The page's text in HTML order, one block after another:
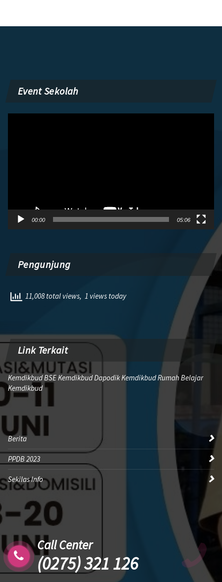
Event Sekolah
00:00 05:06
Pengunjung
11,008 total views, 1 views today
Link Terkait
Kemdikbud BSE Kemdikbud Dapodik Kemdikbud Rumah Belajar
Kemdikbud
Berita
PPDB 2023
Sekilas Info
Call Center
(0275) 321 126